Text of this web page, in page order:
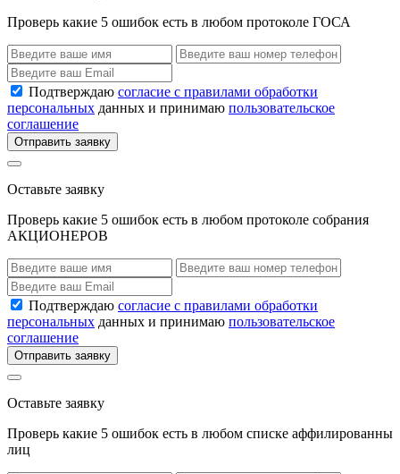
Проверь какие 5 ошибок есть в любом протоколе ГОСА
Подтверждаю согласие с правилами обработки
персональных данных и принимаю пользовательское
соглашение
Отправить заявку
Оставьте заявку
Проверь какие 5 ошибок есть в любом протоколе собрания
АКЦИОНЕРОВ
Подтверждаю согласие с правилами обработки
персональных данных и принимаю пользовательское
соглашение
Отправить заявку
Оставьте заявку
Проверь какие 5 ошибок есть в любом списке аффилированны
лиц